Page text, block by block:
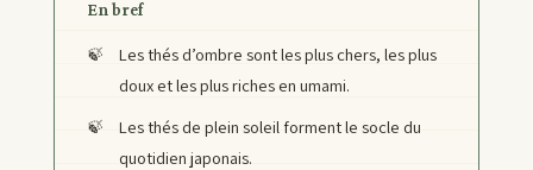
En bref
Les thés d’ombre sont les plus chers, les plus
doux et les plus riches en umami.
Les thés de plein soleil forment le socle du
quotidien japonais.